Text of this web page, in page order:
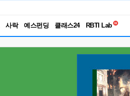
사락 예스펀딩 클래스24
RBTI Lab
독서유형검사